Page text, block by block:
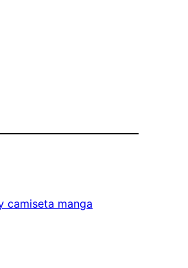
camiseta manga